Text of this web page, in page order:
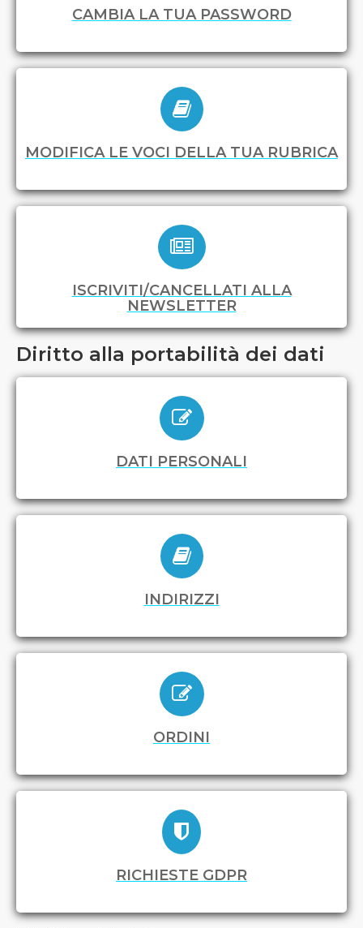
CAMBIA LA TUA PASSWORD
MODIFICA LE VOCI DELLA TUA RUBRICA
ISCRIVITI/CANCELLATI ALLA
NEWSLETTER
Diritto alla portabilità dei dati
DATI PERSONALI
INDIRIZZI
ORDINI
RICHIESTE GDPR